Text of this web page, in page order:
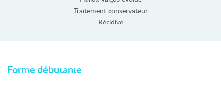
Traitement conservateur
Récidive
Forme débutante